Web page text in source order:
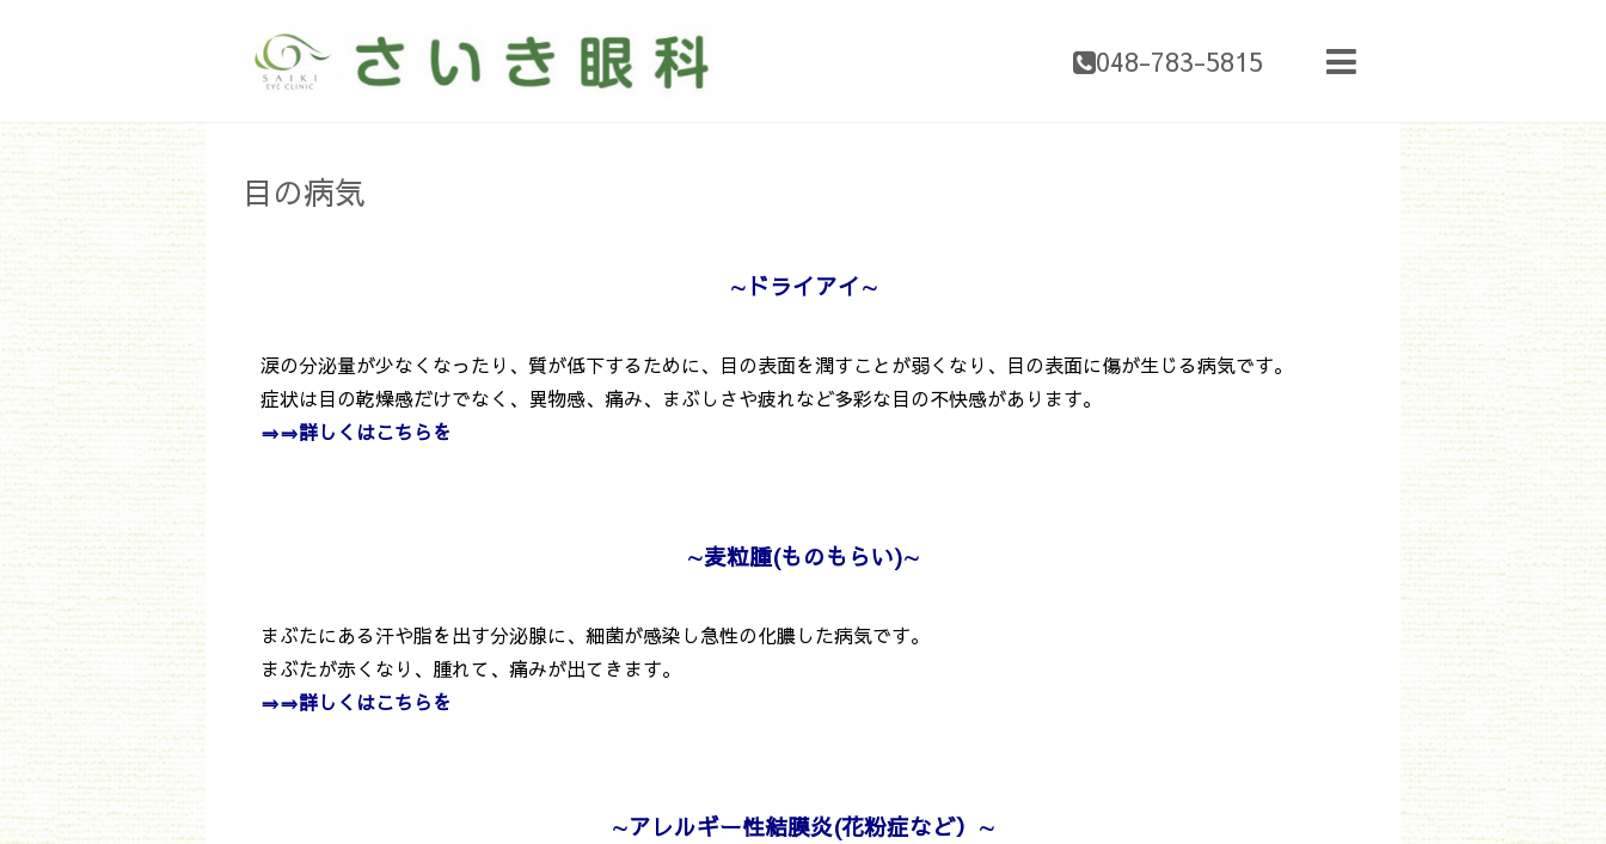
048-783-5815
目の病気
∼ドライアイ∼
涙の分泌量が少なくなったり、質が低下するために、目の表面を潤すことが弱くなり、目の表面に傷が生じる病気です。
症状は目の乾燥感だけでなく、異物感、痛み、まぶしさや疲れなど多彩な目の不快感があります。
⇒⇒詳しくはこちらを
∼麦粒腫(ものもらい)∼
まぶたにある汗や脂を出す分泌腺に、細菌が感染し急性の化膿した病気です。
まぶたが赤くなり、腫れて、痛みが出てきます。
⇒⇒詳しくはこちらを
∼アレルギー性結膜炎(花粉症など） ∼